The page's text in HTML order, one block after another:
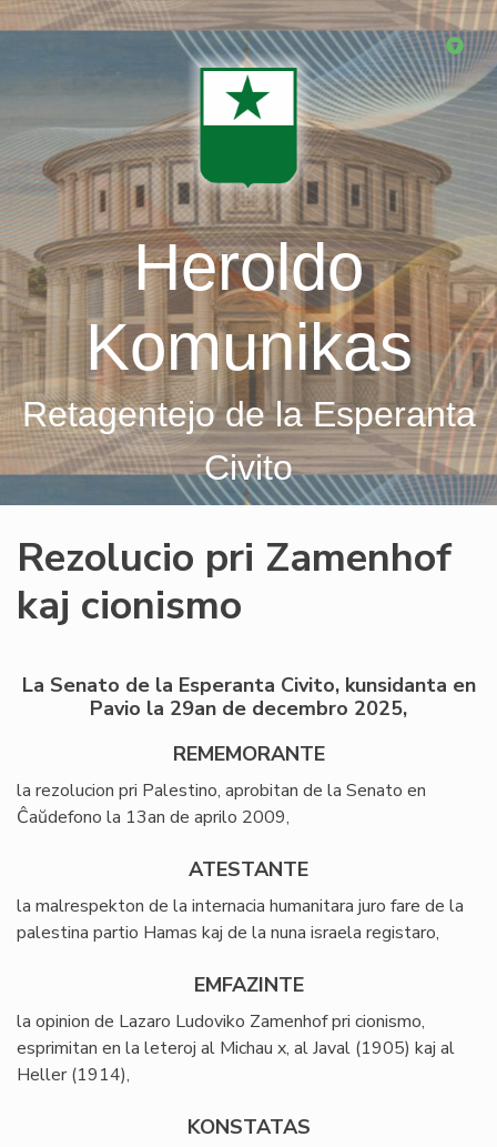
Skip
Heroldo
Komunikas
Retagentejo de la Esperanta
Civito
Rezolucio pri Zamenhof
kaj cionismo
La Senato de la Esperanta Civito, kunsidanta en
Pavio la 29an de decembro 2025,
REMEMORANTE
la rezolucion pri Palestino, aprobitan de la Senato en
Ĉaŭdefono la 13an de aprilo 2009,
ATESTANTE
la malrespekton de la internacia humanitara juro fare de la
palestina partio Hamas kaj de la nuna israela registaro,
EMFAZINTE
la opinion de Lazaro Ludoviko Zamenhof pri cionismo,
esprimitan en la leteroj al Michau x, al Javal (1905) kaj al
Heller (1914),
KONSTATAS